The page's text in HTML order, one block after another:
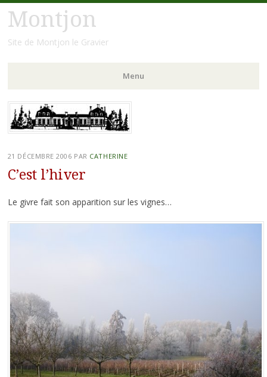
Montjon
Site de Montjon le Gravier
Menu
Aller
au
contenu
principal
21 DÉCEMBRE 2006 PAR CATHERINE
C’est l’hiver
Le givre fait son apparition sur les vignes…